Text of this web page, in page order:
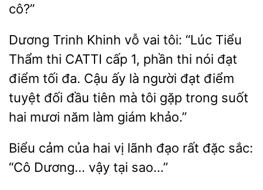
cô?”
Dương Trinh
tôi: “Lúc Tiểu
Thẩm thi CATTI cấp 1, phần thi nói đạt
điểm tối đa. Cậu ấy là người đạt điểm
tuyệt đối đầu tiên mà tôi gặp trong suốt
hai mươi năm làm giám khảo.”
Biểu cảm của
đạo rất đặc sắc:
“Cô Dương… vậy tại sao…”